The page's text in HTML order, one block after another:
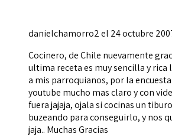
danielchamorro2el 24 octubre
Cocinero, de Chile nuevamente
ultima receta es muy sencilla y rica
a mis parroquianos, por la
youtube mucho mas claro y con
fuera jajaja, ojala si cocinas un
buzeando para conseguirlo, y nos
jaja.. Muchas Gracias